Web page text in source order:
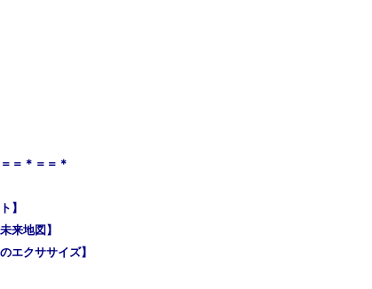
＝＝＊＝＝＊
】
来地図】
エクササイズ】